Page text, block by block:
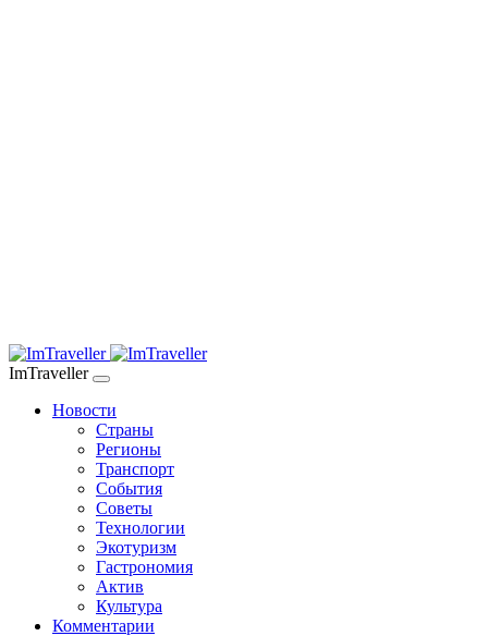
ImTraveller
Новости
Страны
Регионы
Транспорт
События
Советы
Технологии
Экотуризм
Гастрономия
Актив
Культура
Комментарии